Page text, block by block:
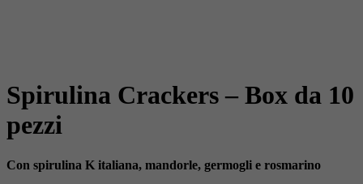
Spirulina Crackers – Box da 10
pezzi
Con spirulina K italiana, mandorle, germogli e rosmarino